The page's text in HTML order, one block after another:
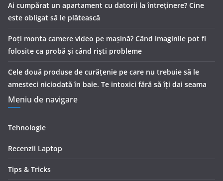
Ai cumpărat un apartament cu datorii la întreținere? Cine
este obligat să le plătească
Poți monta camere video pe mașină? Când imaginile pot fi
folosite ca probă și când riști probleme
Cele două produse de curăţenie pe care nu trebuie să le
amesteci niciodată în baie. Te intoxici fără să îţi dai seama
Meniu de navigare
Tehnologie
Recenzii Laptop
Tips & Tricks